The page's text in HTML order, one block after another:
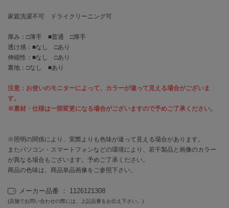
エミ
emmi atelier
エミ アトリエ
emmi yoga
ETRÉ TOKYO
エトレトウキョウ
FILA
FRAY I.D
家庭洗濯不可 ドライクリーニング可
厚み：□薄手 ■普通 □厚手
透け感：■なし □あり
伸縮性：■なし □あり
裏地：□なし ■あり
注意：お使いのモニターによって、カラーが違って見える場合がございま
す。
※素材・仕様は一部変更になる場合がございますので予めご了承ください。
※照明の関係により、実際よりも色味が違って見える場合があります。
またパソコン・スマートフォンなどの環境により、若干製品と画像のカラー
が異なる場合もございます。予めご了承ください。
商品の色味は、商品単品画像をご参照下さい。
メーカー品番 ： 1126121308
(店舗でお問い合わせの際には、上記品番をお伝え下さい。)